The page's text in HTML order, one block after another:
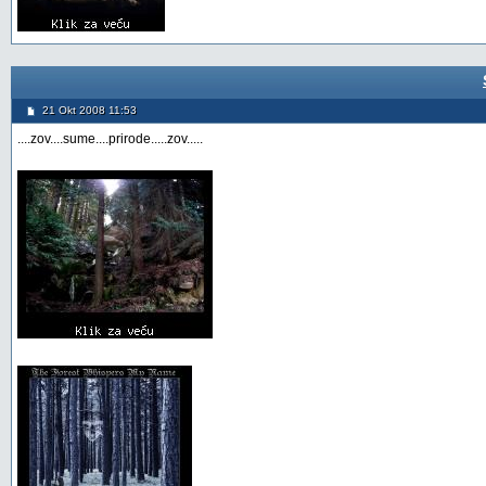
21 Okt 2008 11:53
....zov....sume....prirode.....zov.....